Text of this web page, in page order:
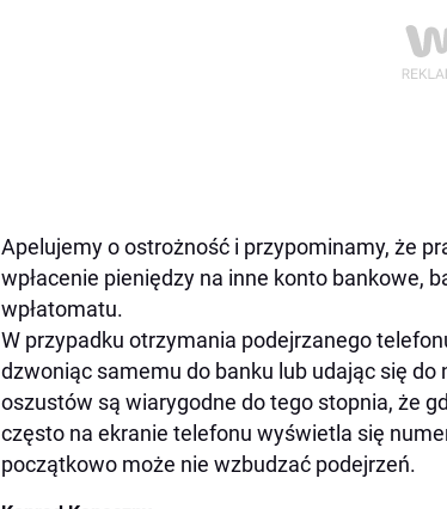
Apelujemy o ostrożność i przypominamy, że
wpłacenie pieniędzy na inne konto bankowe,
wpłatomatu.
W przypadku otrzymania podejrzanego
dzwoniąc samemu do banku lub udając się
oszustów są wiarygodne do tego stopnia, że
często na ekranie telefonu wyświetla się
początkowo może nie wzbudzać podejrzeń.